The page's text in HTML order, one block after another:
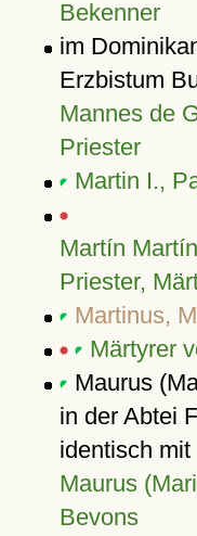
Bekenner
im
Erzbistum
Mannes de
Priester
Martin I.,
Martín
Priester,
Martinus,
Märtyrer
Maurus
in der Abtei
identisch mit
Maurus
Bevons